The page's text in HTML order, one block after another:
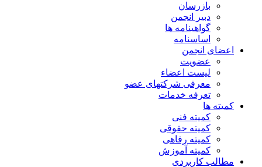
بازرسان
دبیر انجمن
گواهینامه ها
اساسنامه
اعضای انجمن
عضویت
لیست اعضاء
معرفی شرکتهای عضو
تعرفه خدمات
کمیته ها
کمیته فنی
کمیته حقوقی
کمیته رفاهی
کمیته آموزش
مطالب کاربردی